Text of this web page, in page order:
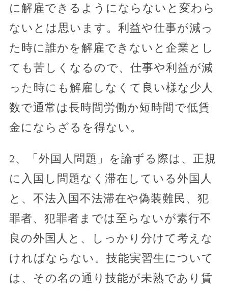
に解雇できるようにならないと変わら
ないとは思います。利益や仕事が減っ
た時に誰かを解雇できないと企業とし
ても苦しくなるので、仕事や利益が減
った時にも解雇しなくて良い様な少人
数で通常は長時間労働か短時間で低賃
金にならざるを得ない。
2、「外国人問題」を論ずる際は、正規
に入国し問題なく滞在している外国人
と、不法入国不法滞在や偽装難民、犯
罪者、犯罪者までは至らないが素行不
良の外国人と、しっかり分けて考えな
ければならない。技能実習生について
は、その名の通り技能が未熟であり賃